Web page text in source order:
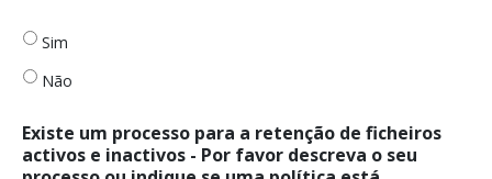
de
ficheiros
activos
inactivos *
Sim
Não
Existe um processo para a retenção de ficheiros
activos e inactivos - Por favor descreva o seu